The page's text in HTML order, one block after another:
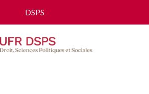
DSPS